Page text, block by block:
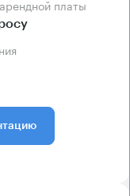
арендной платы